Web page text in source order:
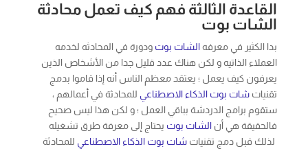
يعرفون كيف يعمل ؛ يعتقد معظم الناس أنه إذا قاموا بدمج
تقنيات شات بوتالذكاء الاصطناعي
ستقوم برامج الدردشة بباقي العمل ؛ و لكن هذا ليس صحيح
فالحقيقة هي أنالشات بوت
يحتاج إلى معرفة طرق تشغيله
لذلك قبل دمج تقنيات
شات بوت الذكاء الاصطناعي
للمحادثة
في عملك، يجب عليك القيام بإدارة المعرفة ؛ ولكن اذا لم تفعل
ذلك سوف تفشل تجربهالشات بوت
في الدردشه لخدمه
عملائك .
القاعدة الرابعة عليك دائما التركيز على